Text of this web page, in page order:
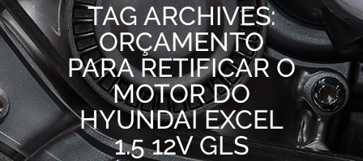
TAG ARCHIVES:
ORÇAMENTO
PARA RETIFICAR O
MOTOR DO
HYUNDAI EXCEL
1.5 12V GLS